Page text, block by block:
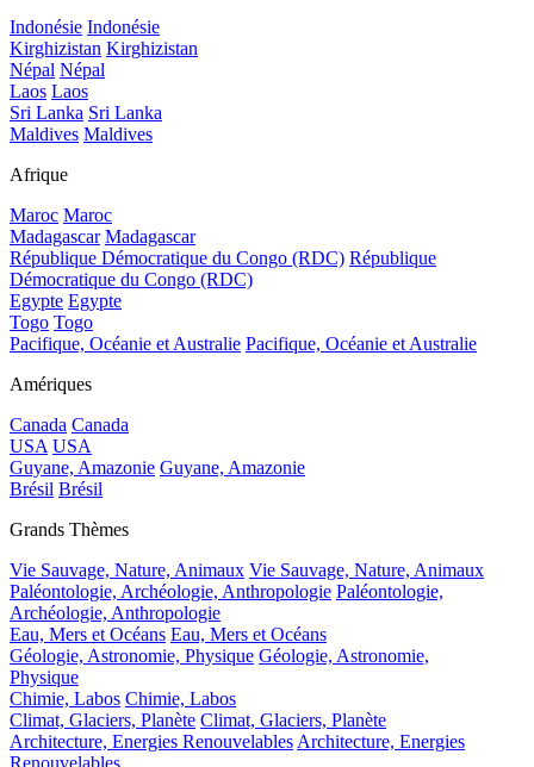
Indonésie Indonésie
Kirghizistan Kirghizistan
Népal Népal
Laos Laos
Sri Lanka Sri Lanka
Maldives Maldives
Afrique
Maroc Maroc
Madagascar Madagascar
République Démocratique du Congo (RDC) République
Démocratique du Congo (RDC)
Egypte Egypte
Togo Togo
Pacifique, Océanie et Australie Pacifique, Océanie et Australie
Amériques
Canada Canada
USA USA
Guyane, Amazonie Guyane, Amazonie
Brésil Brésil
Grands Thèmes
Vie Sauvage, Nature, Animaux Vie Sauvage, Nature, Animaux
Paléontologie, Archéologie, Anthropologie Paléontologie,
Archéologie, Anthropologie
Eau, Mers et Océans Eau, Mers et Océans
Géologie, Astronomie, Physique Géologie, Astronomie,
Physique
Chimie, Labos Chimie, Labos
Climat, Glaciers, Planète Climat, Glaciers, Planète
Architecture, Energies Renouvelables Architecture, Energies
Renouvelables